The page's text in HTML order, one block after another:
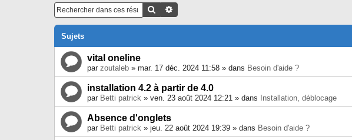
Rechercher
Sujets
vital oneline
par zoutaleb » mar. 17 déc. 2024 11:58 » dans Besoin d'aide ?
installation 4.2 à partir de 4.0
par Betti patrick » ven. 23 août 2024 12:21 » dans Installation, déblocage
Absence d'onglets
par Betti patrick » jeu. 22 août 2024 19:39 » dans Besoin d'aide ?